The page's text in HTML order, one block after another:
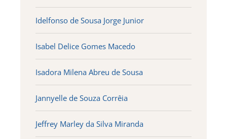
Idelfonso de Sousa Jorge Junior
Isabel Delice Gomes Macedo
Isadora Milena Abreu de Sousa
Jannyelle de Souza Corrêia
Jeffrey Marley da Silva Miranda